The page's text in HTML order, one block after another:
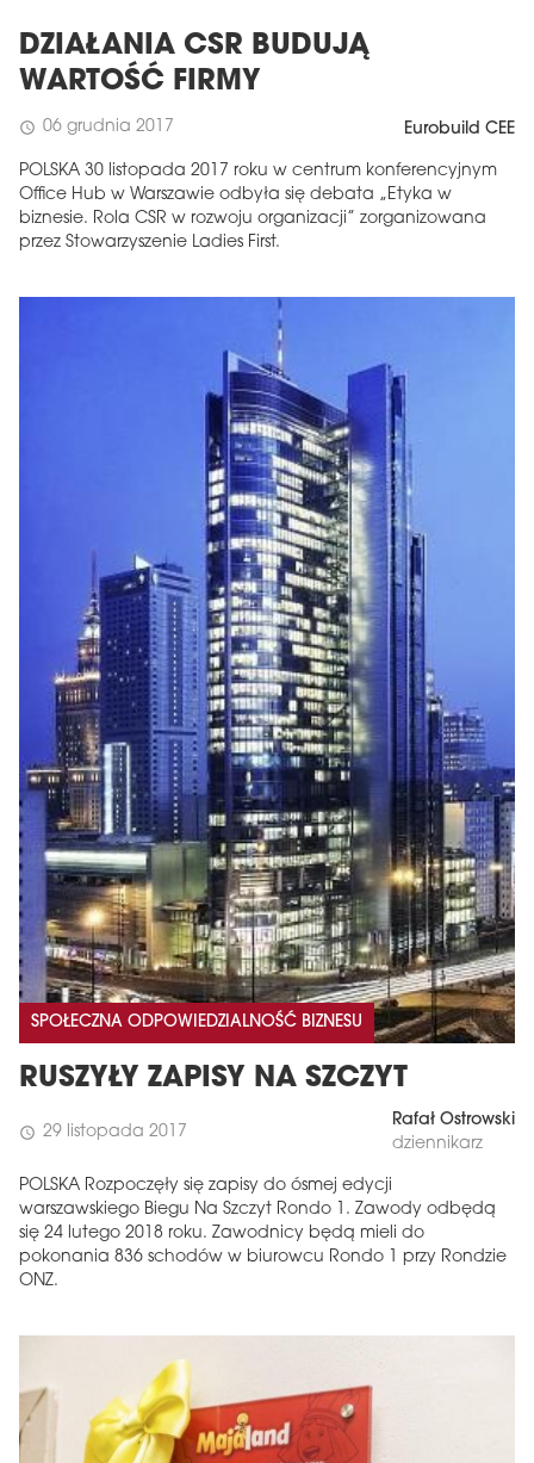
DZIAŁANIA CSR BUDUJĄ
WARTOŚĆ FIRMY
schedule 06 grudnia 2017 Eurobuild CEE
POLSKA 30 listopada 2017 roku w centrum konferencyjnym
Office Hub w Warszawie odbyła się debata „Etyka w
biznesie. Rola CSR w rozwoju organizacji” zorganizowana
przez Stowarzyszenie Ladies First.
SPOŁECZNA ODPOWIEDZIALNOŚĆ BIZNESU
RUSZYŁY ZAPISY NA SZCZYT
schedule 29 listopada 2017
Rafał Ostrowski
dziennikarz
POLSKA Rozpoczęły się zapisy do ósmej edycji
warszawskiego Biegu Na Szczyt Rondo 1. Zawody odbędą
się 24 lutego 2018 roku. Zawodnicy będą mieli do
pokonania 836 schodów w biurowcu Rondo 1 przy Rondzie
ONZ.